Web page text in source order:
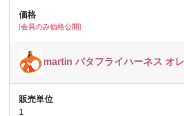
[会員のみ価格公開]
martin バタフライハーネス オ
1